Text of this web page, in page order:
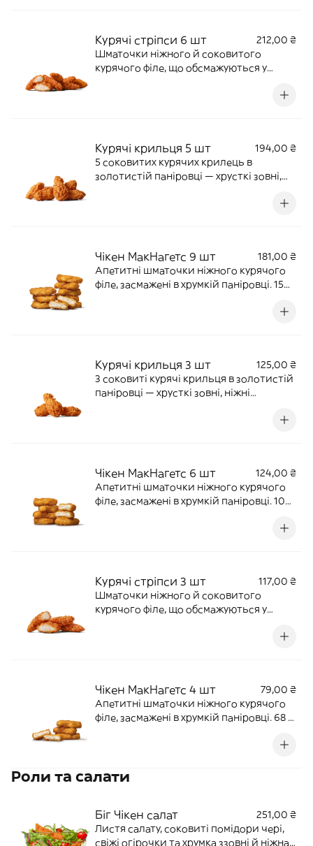
Курячі стріпси 6 шт
212,00 ₴
Шматочки ніжного й соковитого
курячого філе, що обсмажуються у
Курячі крильця 5 шт
194,00 ₴
5 соковитих курячих крилець в
золотистій паніровці — хрусткі зовні,
Чікен МакНагетс 9 шт
181,00 ₴
Апетитні шматочки ніжного курячого
філе, засмажені в хрумкій паніровці. 150
Курячі крильця 3 шт
125,00 ₴
3 соковиті курячі крильця в золотистій
паніровці — хрусткі зовні, ніжні
Чікен МакНагетс 6 шт
124,00 ₴
Апетитні шматочки ніжного курячого
філе, засмажені в хрумкій паніровці. 100
Курячі стріпси 3 шт
117,00 ₴
Шматочки ніжного й соковитого
курячого філе, що обсмажуються у
Чікен МакНагетс 4 шт
79,00 ₴
Апетитні шматочки ніжного курячого
філе, засмажені в хрумкій паніровці. 68 г
Роли та салати‎
Біг Чікен салат
251,00 ₴
Листя салату, соковиті помідори чері,
свіжі огірочки та хрумка ззовні й ніжна